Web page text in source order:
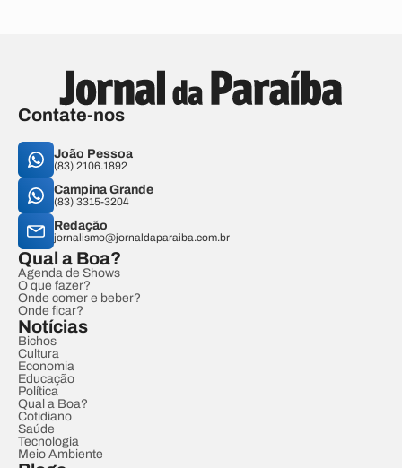
Contate-nos
João Pessoa
(83) 2106.1892
Campina Grande
(83) 3315-3204
Redação
jornalismo@jornaldaparaiba.com.br
Qual a Boa?
Agenda de Shows
O que fazer?
Onde comer e beber?
Onde ficar?
Notícias
Bichos
Cultura
Economia
Educação
Política
Qual a Boa?
Cotidiano
Saúde
Tecnologia
Meio Ambiente